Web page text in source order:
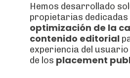
Hemos desarrollado
propietarias dedicadas
optimización de la
contenido editorial
experiencia del usuario
de los placement